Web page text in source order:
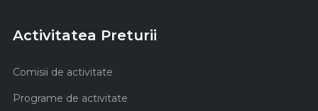
Activitatea Preturii
Comisii de activitate
Programe de activitate